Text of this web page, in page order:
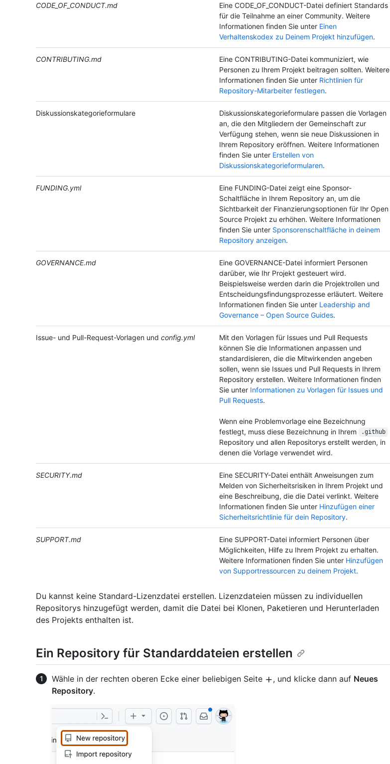
CODE_OF_CONDUCT.md
Eine CODE_OF_CONDUCT-Datei definiert Standards
für die Teilnahme an einer Community. Weitere
Informationen finden Sie unter Einen
Verhaltenskodex zu Deinem Projekt hinzufügen.
CONTRIBUTING.md
Eine CONTRIBUTING-Datei kommuniziert, wie
Personen zu Ihrem Projekt beitragen sollten. Weitere
Informationen finden Sie unter Richtlinien für
Repository-Mitarbeiter festlegen.
Diskussionskategorieformulare
Diskussionskategorieformulare passen die Vorlagen
an, die den Mitgliedern der Gemeinschaft zur
Verfügung stehen, wenn sie neue Diskussionen in
Ihrem Repository eröffnen. Weitere Informationen
finden Sie unter Erstellen von
Diskussionskategorieformularen.
FUNDING.yml
Eine FUNDING-Datei zeigt eine Sponsor-
Schaltfläche in Ihrem Repository an, um die
Sichtbarkeit der Finanzierungsoptionen für Ihr Open
Source Projekt zu erhöhen. Weitere Informationen
finden Sie unter Sponsorenschaltfläche in deinem
Repository anzeigen.
GOVERNANCE.md
Eine GOVERNANCE-Datei informiert Personen
darüber, wie Ihr Projekt gesteuert wird.
Beispielsweise werden darin die Projektrollen und
Entscheidungsfindungsprozesse erläutert. Weitere
Informationen finden Sie unter Leadership and
Governance – Open Source Guides.
Issue- und Pull-Request-Vorlagen und config.yml
Mit den Vorlagen für Issues und Pull Requests
können Sie die Informationen anpassen und
standardisieren, die die Mitwirkenden angeben
sollen, wenn sie Issues und Pull Requests in Ihrem
Repository erstellen. Weitere Informationen finden
Sie unter Informationen zu Vorlagen für Issues und
Pull Requests.
Wenn eine Problemvorlage eine Bezeichnung
festlegt, muss diese Bezeichnung in Ihrem
.github
Repository und allen Repositorys erstellt werden, in
denen die Vorlage verwendet wird.
SECURITY.md
Eine SECURITY-Datei enthält Anweisungen zum
Melden von Sicherheitsrisiken in Ihrem Projekt und
eine Beschreibung, die die Datei verlinkt. Weitere
Informationen finden Sie unter Hinzufügen einer
Sicherheitsrichtlinie für dein Repository.
SUPPORT.md
Eine SUPPORT-Datei informiert Personen über
Möglichkeiten, Hilfe zu Ihrem Projekt zu erhalten.
Weitere Informationen finden Sie unter Hinzufügen
von Supportressourcen zu deinem Projekt.
Du kannst keine Standard-Lizenzdatei erstellen. Lizenzdateien müssen zu individuellen
Repositorys hinzugefügt werden, damit die Datei bei Klonen, Paketieren und Herunterladen
des Projekts enthalten ist.
Ein Repository für Standarddateien erstellen
Wähle in der rechten oberen Ecke einer beliebigen Seite , und klicke dann auf Neues
Repository.